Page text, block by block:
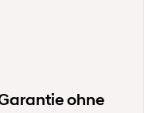
ohne